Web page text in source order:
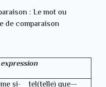
: Le mot ou
de comparaison